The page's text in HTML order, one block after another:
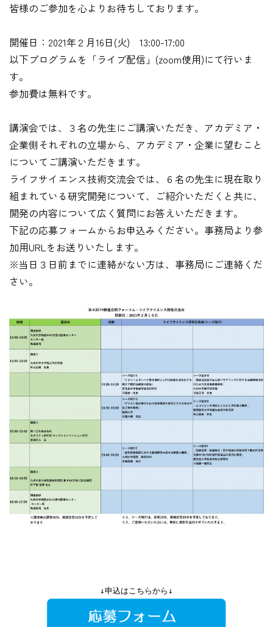
皆様のご参加を心よりお待ちしております。
開催日：2021年２月16日(火) 13:00-17:00
以下プログラムを「ライブ配信」(zoom使用)にて行いま
す。
参加費は無料です。
講演会では、３名の先生にご講演いただき、アカデミア・
企業側それぞれの立場から、アカデミア・企業に望むこと
についてご講演いただきます。
ライフサイエンス技術交流会では、６名の先生に現在取り
組まれている研究開発について、ご紹介いただくと共に、
開発の内容について広く質問にお答えいただきます。
下記の応募フォームからお申込みください。事務局より参
加用URLをお送りいたします。
※当日３日前までに連絡がない方は、事務局にご連絡くだ
さい。
↓申込はこちらから↓